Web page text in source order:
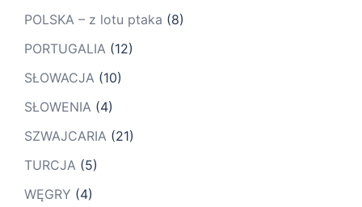
POLSKA – z lotu ptaka (8)
PORTUGALIA (12)
SŁOWACJA (10)
SŁOWENIA (4)
SZWAJCARIA (21)
TURCJA (5)
WĘGRY (4)